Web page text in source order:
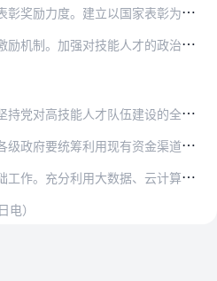
奖励为主体、社会奖励为补充的高技能人才表彰奖励体系。完善评选表彰中华技能大奖获得者和全国技术能手制度。…
，注重做好党委（党组）联系服务高技能人才工作。将高技能人才纳入各地人才分类目录。注重依法依章程推荐高技…
确政治方向。各级党委和政府要将高技能人才工作纳入本地区经济社会发展、人才队伍建设总体部署和考核范围。在…
技能人才工作。企业要按规定足额提取和使用职工教育经费，60%以上用于一线职工教育和培训。落实企业职工教…
术，加强技能人才工作信息化建设。建立健全高技能人才库。加强高技能人才理论研究和成果转化。大力推进符合高…
）